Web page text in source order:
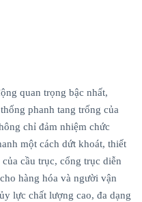
quan trọng bậc nhất,
phanh tang trống của
chỉ đảm nhiệm chức
một cách dứt khoát, thiết
cầu trục, cổng trục diễn
hàng hóa và người vận
lực chất lượng cao, đa dạng